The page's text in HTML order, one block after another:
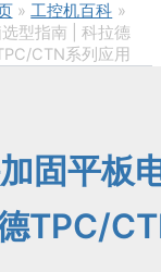
工控机百科
型指南 | 科拉德
CTN系列应用
固平板
TPC/